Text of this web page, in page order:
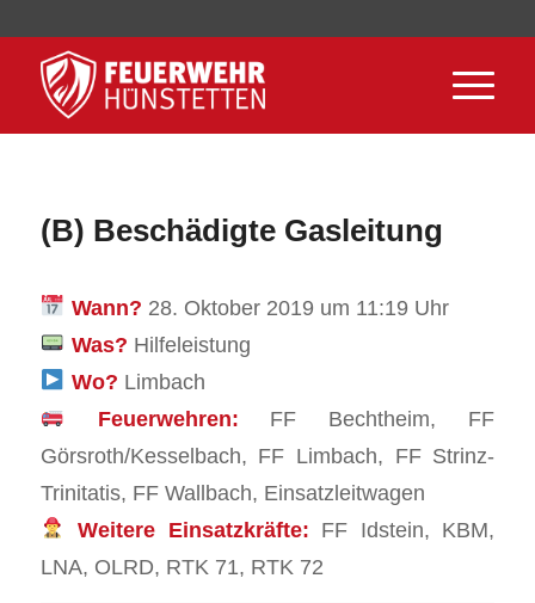
(B) Beschädigte Gasleitung
Wann? 28. Oktober 2019 um 11:19 Uhr
Was? Hilfeleistung
Wo? Limbach
Feuerwehren: FF Bechtheim, FF
Görsroth/Kesselbach, FF Limbach, FF Strinz-
Trinitatis, FF Wallbach, Einsatzleitwagen
Weitere Einsatzkräfte: FF Idstein, KBM,
LNA, OLRD, RTK 71, RTK 72